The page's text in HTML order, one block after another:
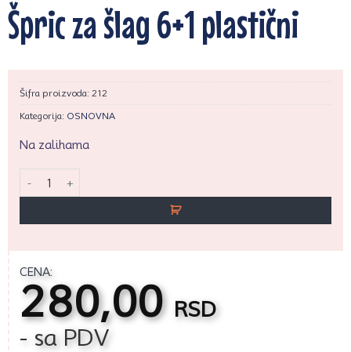
Špric za šlag 6+1 plastični
Šifra proizvoda: 212
Kategorija: OSNOVNA
Na zalihama
CENA:
280,00 RSD
- sa PDV